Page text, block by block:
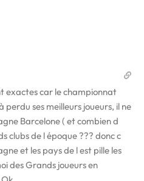
exactes car le championnat
perdu ses meilleurs joueurs, il ne
Barcelone ( et combien d
clubs de l époque ??? donc c
et les pays de l est pille les
des Grands joueurs en